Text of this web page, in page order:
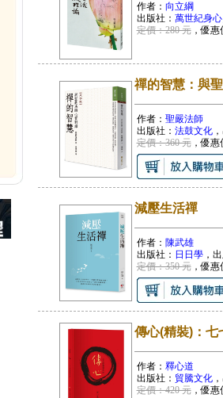
作者： 向立綱
出版社： 萬世紀身
定價：280 元，優惠
禪的智慧：與
作者： 聖嚴法師
出版社： 法鼓文化
定價：360 元，優惠
減壓生活禪
作者： 陳武雄
出版社： 日日學，
定價：350 元，優惠
傳心(精裝)：七
作者： 釋心道
出版社： 貿騰文化
定價：420 元，優惠